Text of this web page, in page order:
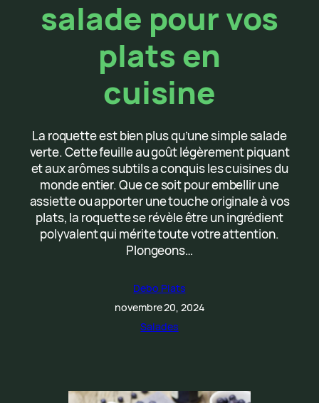
salade pour vos
plats en
cuisine
La roquette est bien plus qu’une simple salade
verte. Cette feuille au goût légèrement piquant
et aux arômes subtils a conquis les cuisines du
monde entier. Que ce soit pour embellir une
assiette ou apporter une touche originale à vos
plats, la roquette se révèle être un ingrédient
polyvalent qui mérite toute votre attention.
Plongeons…
Debo Plats
novembre 20, 2024
Salades